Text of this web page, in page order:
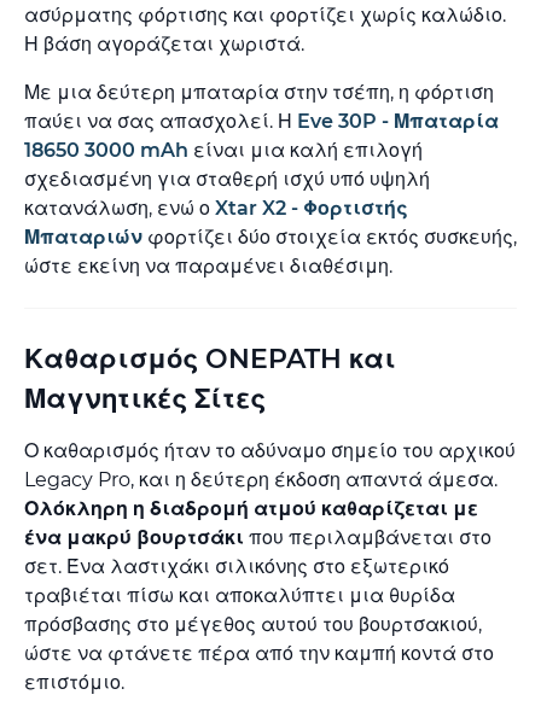
ασύρματης φόρτισης και φορτίζει χωρίς καλώδιο.
Η βάση αγοράζεται χωριστά.
Με μια δεύτερη μπαταρία στην τσέπη, η φόρτιση
παύει να σας απασχολεί. Η Eve 30P - Μπαταρία
18650 3000 mAh είναι μια καλή επιλογή
σχεδιασμένη για σταθερή ισχύ υπό υψηλή
κατανάλωση, ενώ ο Xtar X2 - Φορτιστής
Μπαταριών φορτίζει δύο στοιχεία εκτός συσκευής,
ώστε εκείνη να παραμένει διαθέσιμη.
Καθαρισμός ONEPATH και
Μαγνητικές Σίτες
Ο καθαρισμός ήταν το αδύναμο σημείο του αρχικού
Legacy Pro, και η δεύτερη έκδοση απαντά άμεσα.
Ολόκληρη η διαδρομή ατμού καθαρίζεται με
ένα μακρύ βουρτσάκι που περιλαμβάνεται στο
σετ. Ένα λαστιχάκι σιλικόνης στο εξωτερικό
τραβιέται πίσω και αποκαλύπτει μια θυρίδα
πρόσβασης στο μέγεθος αυτού του βουρτσακιού,
ώστε να φτάνετε πέρα από την καμπή κοντά στο
επιστόμιο.